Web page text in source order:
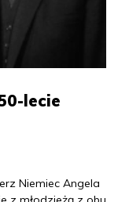
lecie
Niemiec Angela